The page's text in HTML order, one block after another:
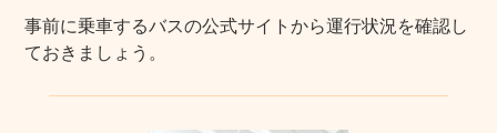
事前に乗車するバスの公式サイトから運行状況を確認し
ておきましょう。